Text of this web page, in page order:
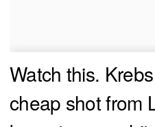
Watch this.
cheap shot from